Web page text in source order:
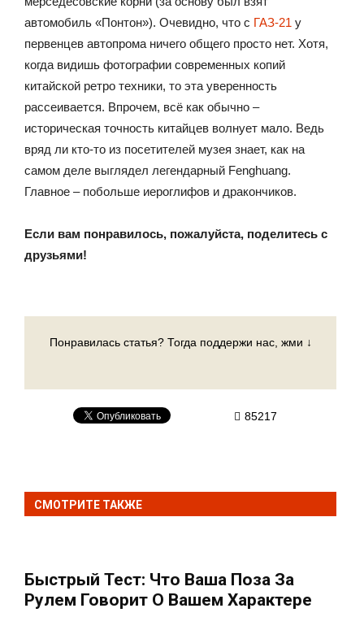
автомобиль «Понтон»). Очевидно, что с ГАЗ-21 у
первенцев автопрома ничего общего просто нет. Хотя,
когда видишь фотографии современных копий
китайской ретро техники, то эта уверенность
рассеивается. Впрочем, всё как обычно –
историческая точность китайцев волнует мало. Ведь
вряд ли кто-то из посетителей музея знает, как на
самом деле выглядел легендарный Fenghuang.
Главное – побольше иероглифов и дракончиков.
Если вам понравилось, пожалуйста, поделитесь с
друзьями!
Понравилась статья? Тогда поддержи нас, жми ↓
85217
СМОТРИТЕ ТАКЖЕ
Быстрый Тест: Что Ваша Поза За
Рулем Говорит О Вашем Характере